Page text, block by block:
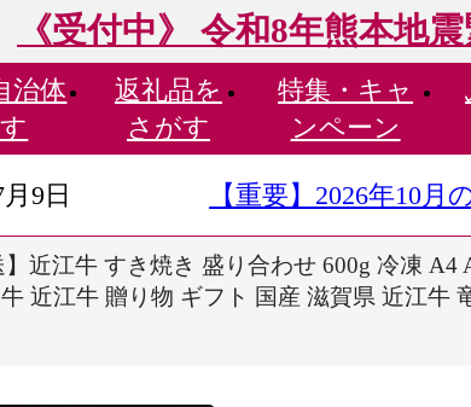
《受付中》 令和8年熊本地
治体
返礼品を
さがす
特集・ キャ
ンペーン
9日 【重要】2026年10
】近江牛 すき焼き 盛り合わせ 600g 冷凍
近江牛 贈り物 ギフト 国産 滋賀県 近江牛